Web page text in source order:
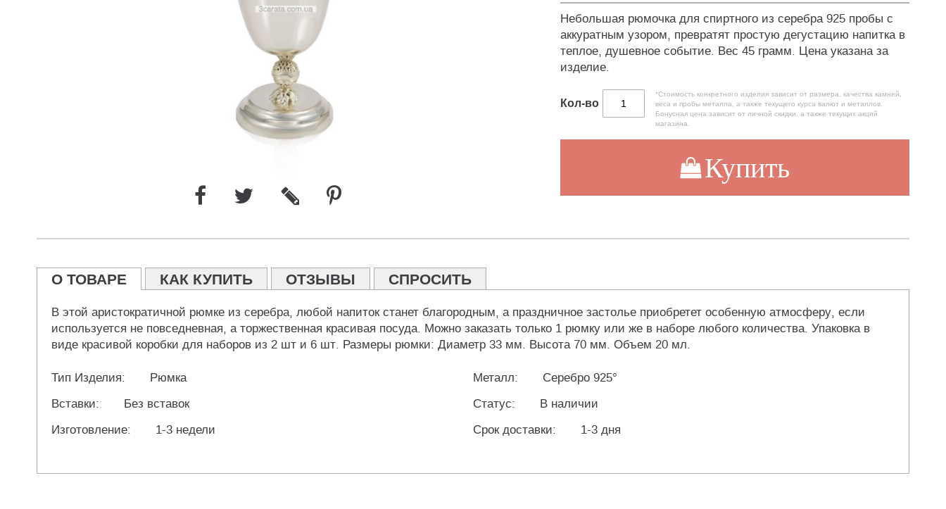
Небольшая рюмочка для спиртного из серебра 925 пробы с
аккуратным узором, превратят простую дегустацию напитка в
теплое, душевное событие. Вес 45 грамм. Цена указана за
изделие.
Кол-во
*Стоимость конкретного изделия зависит от размера, качества камней,
веса и пробы металла, а также текущего курса валют и металлов.
Бонусная цена зависит от личной скидки, а также текущих акций
магазина.
Купить
О ТОВАРЕ КАК КУПИТЬ ОТЗЫВЫ СПРОСИТЬ
В этой аристократичной рюмке из серебра, любой напиток станет благородным, а праздничное застолье приобретет особенную атмосферу, если
используется не повседневная, а торжественная красивая посуда. Можно заказать только 1 рюмку или же в наборе любого количества. Упаковка в
виде красивой коробки для наборов из 2 шт и 6 шт. Размеры рюмки: Диаметр 33 мм. Высота 70 мм. Объем 20 мл.
Тип Изделия: Рюмка Металл:
Серебро 925°
Вставки:
Без вставок Статус:
В наличии
Изготовление:
1-3 недели Срок доставки: 1-3 дня